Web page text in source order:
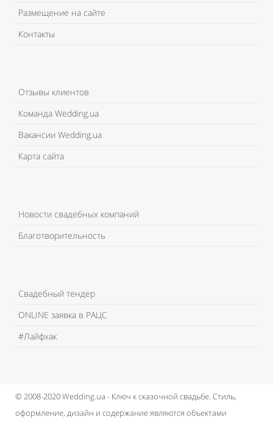
Размещение на сайте
Контакты
Отзывы клиентов
Команда Wedding.ua
Вакансии Wedding.ua
Карта сайта
Новости свадебных компаний
Благотворительность
Свадебный тендер
ONLINE заявка в РАЦС
#Лайфхак
© 2008-2020 Wedding.ua - Ключ к сказочной свадьбе. Стиль,
оформление, дизайн и содержание являются объектами